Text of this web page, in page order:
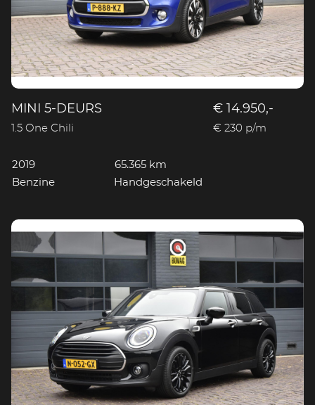
MINI 5-DEURS
1.5 One Chili
€ 14.950,-
€ 230 p/m
2019
65.365 km
Benzine
Handgeschakeld